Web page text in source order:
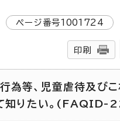
ページ番号1001724
印刷
行為等、児童虐待及び
知りたい。